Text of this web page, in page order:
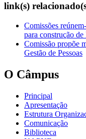
link(s)
Comissões
para construção de
Comissão propõe
Gestão de Pessoas
O Câmpus
Principal
Apresentação
Estrutura
Comunicação
Biblioteca